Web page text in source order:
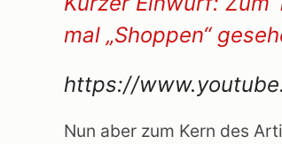
mal „Shoppen“
https://
Nun aber zum Kern des